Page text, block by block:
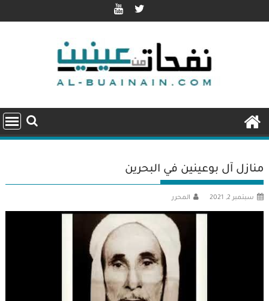
to
منازل آل بوعينين في البحرين
سبتمبر 2, 2021 المحرر